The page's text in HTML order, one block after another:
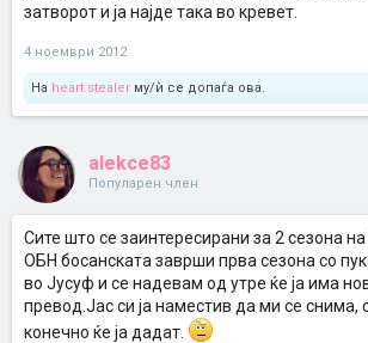
затворот и ја најде така во кревет.
4 ноември 2012
На heart.stealer му/ѝ се допаѓа ова.
alekce83
Популарен член
Сите што се заинтересирани за 2 сезона
ОБН босанската заврши прва сезона со
во Јусуф и се надевам од утре ќе ја има
превод.Јас си ја наместив да ми се снима,
конечно ќе ја дадат.